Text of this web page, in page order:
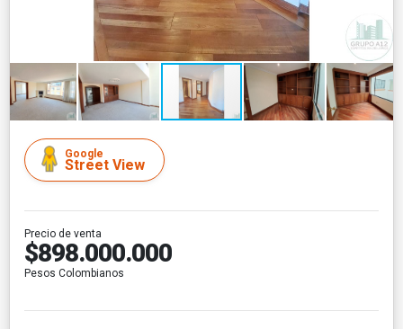
Google
Street View
Precio de venta
$898.000.000
Pesos Colombianos